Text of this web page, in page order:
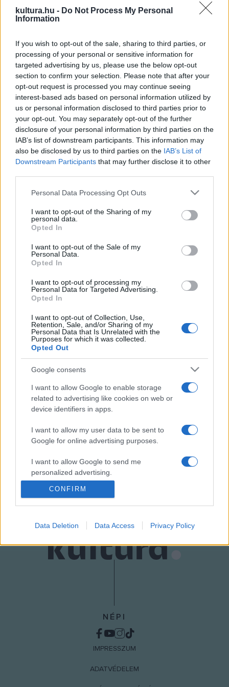
kultura.hu - Do Not Process My Personal
Information
If you wish to opt-out of the sale, sharing to third parties, or
processing of your personal or sensitive information for
targeted advertising by us, please use the below opt-out
section to confirm your selection. Please note that after your
opt-out request is processed you may continue seeing
interest-based ads based on personal information utilized by
us or personal information disclosed to third parties prior to
your opt-out. You may separately opt-out of the further
disclosure of your personal information by third parties on the
IAB’s list of downstream participants. This information may
also be disclosed by us to third parties on the IAB’s List of
Downstream Participants that may further disclose it to other
Please note that this website/app uses one or more Google
not limited to your visit or usage behaviour. You may click to
grant or deny consent to Google and its third-party tags to
use your data for below specified purposes in below Google
consent section.
Personal Data Processing Opt Outs
I want to opt-out of the Sharing of my
personal data.
Opted In
I want to opt-out of the Sale of my
Personal Data.
Opted In
I want to opt-out of processing my
Personal Data for Targeted Advertising.
Opted In
I want to opt-out of Collection, Use,
Retention, Sale, and/or Sharing of my
Personal Data that Is Unrelated with the
Purposes for which it was collected.
Opted Out
Google consents
I want to allow Google to enable storage
related to advertising like cookies on web or
device identifiers in apps.
I want to allow my user data to be sent to
Google for online advertising purposes.
I want to allow Google to send me
personalized advertising.
I want to allow Google to enable storage
related to analytics like cookies on web or
related to functionality of the website or app.
functionality and fraud prevention, and other
CONFIRM
Data Deletion Data Access Privacy Policy
ban tömegeket vonzott az ázsiai városban. Hofman
elmondása szerint a kacsapár „kétszeres szórakozást,
Hongkongba.
Az AllRightsReserved (ARR) kurátora szerint a kacsák
hasonlítanak két szimmetrikus kínai írásjelre, melyek közül a
„hszi” írásjegy a boldogságot jelenti, míg a „peng” a barát
szóra utal. Hofmant eredetileg egy világtérkép és egy
gumikacsa inspirálta óriási felfújható gumikacsa-
installációjának megalkotására, amellyel 2007-ben
Hollandiából kiindulva indult világkörüli, egyebek közt francia
Hofman óriás sárga gumikacsája korábban is elnyerte már
sok millió ember szívét. Tajvanon 2013-ban több állomáson
amelynek köszönhetően rekordmennyiségű látogatót és
bevételt hozott a helyi fesztiválok szervezőinek.
„A gumikacsa nem ismer országhatárokat, nem diszkriminál
gyógyít: enyhíti a világban lévő feszültséget. A gumikacsa
puha, barátságos és minden korosztályhoz illik” – mondta
akkori projektjéről Hofman.
FLORENTIJN HOFMAN HÍREK
MEGOSZTÁS
NÉPI
IMPRESSZUM
ADATVÉDELEM